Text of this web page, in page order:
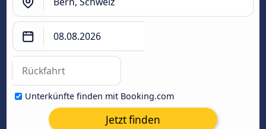
Unterkünfte finden mit Booking.com
Jetzt finden